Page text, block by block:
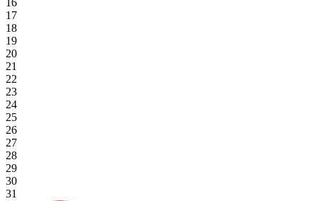
16
17
18
19
20
21
22
23
24
25
26
27
28
29
30
31